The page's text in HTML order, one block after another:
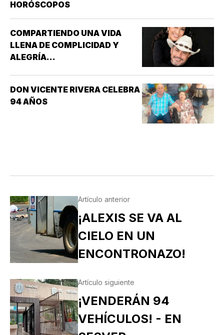
HORÓSCOPOS
COMPARTIENDO UNA VIDA
LLENA DE COMPLICIDAD Y
ALEGRÍA...
DON VICENTE RIVERA CELEBRA
94 AÑOS
Artículo anterior
¡ALEXIS SE VA AL
CIELO EN UN
ENCONTRONAZO!
Artículo siguiente
¡VENDERÁN 94
VEHÍCULOS! - EN